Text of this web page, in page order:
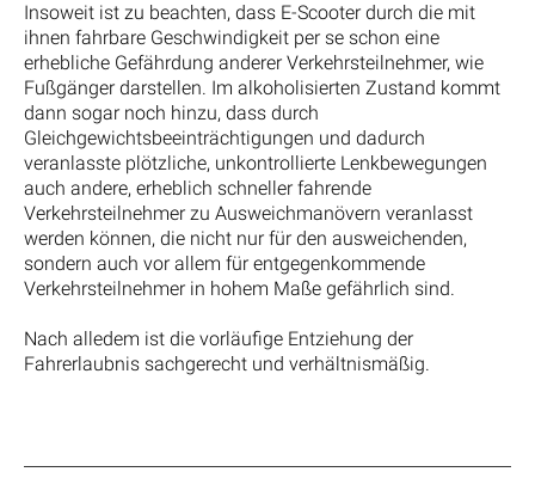
Insoweit ist zu beachten, dass E-Scooter durch die mit
ihnen fahrbare Geschwindigkeit per se schon eine
erhebliche Gefährdung anderer Verkehrsteilnehmer, wie
Fußgänger darstellen. Im alkoholisierten Zustand kommt
dann sogar noch hinzu, dass durch
Gleichgewichtsbeeinträchtigungen und dadurch
veranlasste plötzliche, unkontrollierte Lenkbewegungen
auch andere, erheblich schneller fahrende
Verkehrsteilnehmer zu Ausweichmanövern veranlasst
werden können, die nicht nur für den ausweichenden,
sondern auch vor allem für entgegenkommende
Verkehrsteilnehmer in hohem Maße gefährlich sind.
Nach alledem ist die vorläufige Entziehung der
Fahrerlaubnis sachgerecht und verhältnismäßig.